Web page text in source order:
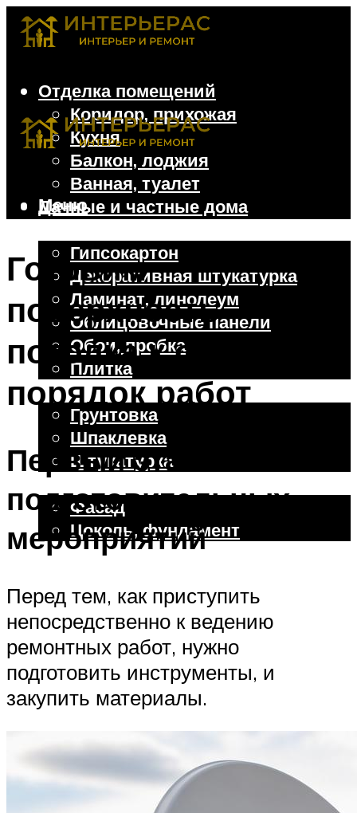
Отделка помещений
Коридор, прихожая
Кухня
Балкон, лоджия
Ванная, туалет
Дачные и частные дома
Гипсокартон
Декоративная штукатурка
Ламинат, линолеум
Облицовочные панели
Обои, пробка
Плитка
Отделочные работы
Грунтовка
Шпаклевка
Штукатурка
Внешняя отделка
Фасад
Цоколь, фундамент
Меню
Готовим
поверхность
потолка к окраске:
порядок работ
Первый этап
подготовительных
мероприятий
Перед тем, как приступить
непосредственно к ведению
ремонтных работ, нужно
подготовить инструменты, и
закупить материалы.